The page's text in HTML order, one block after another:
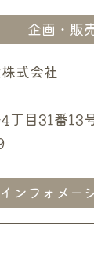
企画・販
式会社
丁目31番13
インフォメー